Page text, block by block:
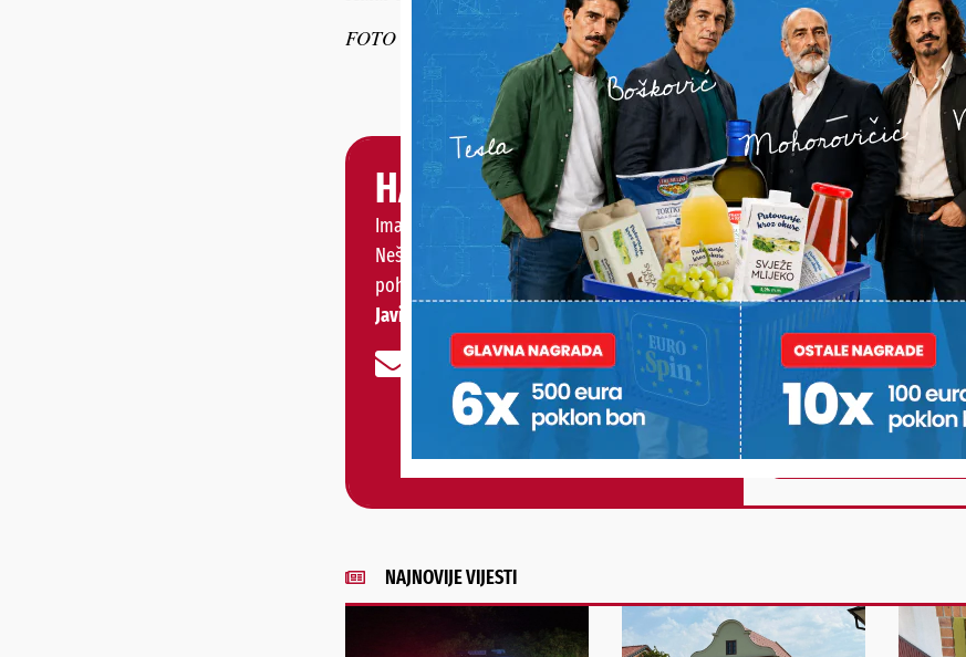
FOTO ilustracija
HALO, PODRAVSKI!
Imate priču, vijest, fotku ili video?
Nešto vas muči ili želite nešto/nekoga
pohvaliti?
Javite nam se!
Vaš email
Poruka
NAJNOVIJE VIJESTI